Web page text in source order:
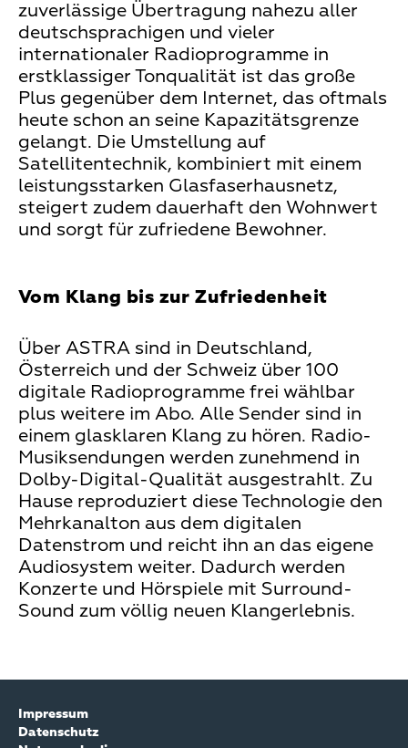
zuverlässige Übertragung nahezu aller
deutschsprachigen und vieler
internationaler Radioprogramme in
erstklassiger Tonqualität ist das große
Plus gegenüber dem Internet, das oftmals
heute schon an seine Kapazitätsgrenze
gelangt. Die Umstellung auf
Satellitentechnik, kombiniert mit einem
leistungsstarken Glasfaserhausnetz,
steigert zudem dauerhaft den Wohnwert
und sorgt für zufriedene Bewohner.
Vom Klang bis zur Zufriedenheit
Über ASTRA sind in Deutschland,
Österreich und der Schweiz über 100
digitale Radioprogramme frei wählbar
plus weitere im Abo. Alle Sender sind in
einem glasklaren Klang zu hören. Radio-
Musiksendungen werden zunehmend in
Dolby-Digital-Qualität ausgestrahlt. Zu
Hause reproduziert diese Technologie den
Mehrkanalton aus dem digitalen
Datenstrom und reicht ihn an das eigene
Audiosystem weiter. Dadurch werden
Konzerte und Hörspiele mit Surround-
Sound zum völlig neuen Klangerlebnis.
Impressum
Datenschutz